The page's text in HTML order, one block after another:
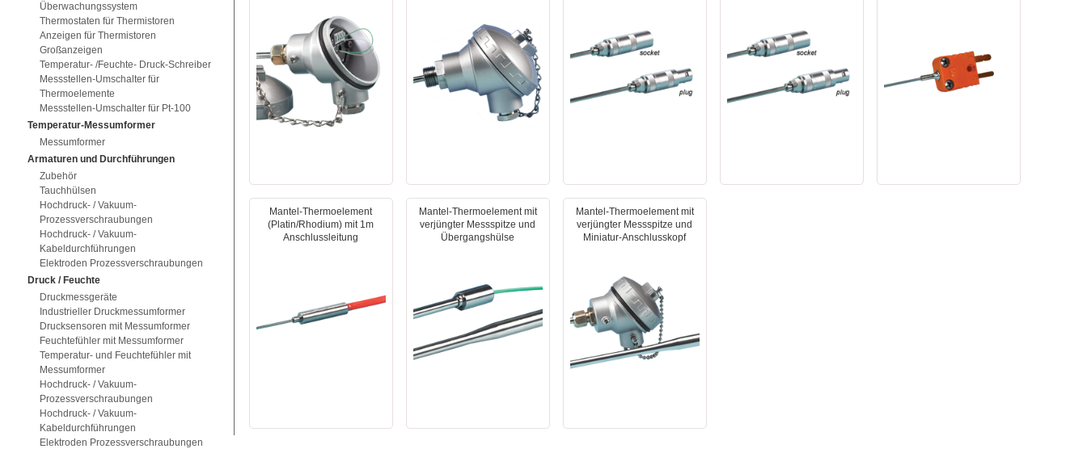
Überwachungssystem
Thermostaten für Thermistoren
Anzeigen für Thermistoren
Großanzeigen
Temperatur- /Feuchte- Druck-Schreiber
Messstellen-Umschalter für
Thermoelemente
Messstellen-Umschalter für Pt-100
Temperatur-Messumformer
Messumformer
Armaturen und Durchführungen
Zubehör
Tauchhülsen
Hochdruck- / Vakuum-
Prozessverschraubungen
Hochdruck- / Vakuum-
Kabeldurchführungen
Elektroden Prozessverschraubungen
Druck / Feuchte
Druckmessgeräte
Industrieller Druckmessumformer
Drucksensoren mit Messumformer
Feuchtefühler mit Messumformer
Temperatur- und Feuchtefühler mit
Messumformer
Hochdruck- / Vakuum-
Prozessverschraubungen
Hochdruck- / Vakuum-
Kabeldurchführungen
Elektroden Prozessverschraubungen
Mantel-Thermoelement
(Platin/Rhodium) mit 1m
Anschlussleitung
Mantel-Thermoelement mit
verjüngter Messspitze und
Übergangshülse
Mantel-Thermoelement mit
verjüngter Messspitze und
Miniatur-Anschlusskopf